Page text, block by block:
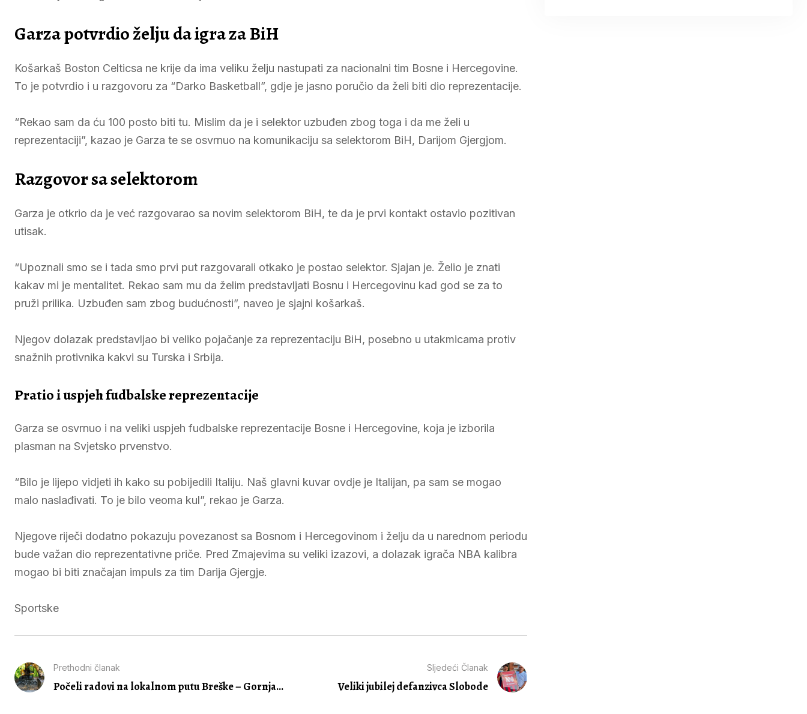
Garza potvrdio želju da igra za BiH
Košarkaš Boston Celticsa ne krije da ima veliku želju nastupati za nacionalni tim Bosne i Hercegovine.
To je potvrdio i u razgovoru za “Darko Basketball”, gdje je jasno poručio da želi biti dio reprezentacije.
“Rekao sam da ću 100 posto biti tu. Mislim da je i selektor uzbuđen zbog toga i da me želi u
reprezentaciji”, kazao je Garza te se osvrnuo na komunikaciju sa selektorom BiH, Darijom Gjergjom.
Razgovor sa selektorom
Garza je otkrio da je već razgovarao sa novim selektorom BiH, te da je prvi kontakt ostavio pozitivan
utisak.
“Upoznali smo se i tada smo prvi put razgovarali otkako je postao selektor. Sjajan je. Želio je znati
kakav mi je mentalitet. Rekao sam mu da želim predstavljati Bosnu i Hercegovinu kad god se za to
pruži prilika. Uzbuđen sam zbog budućnosti”, naveo je sjajni košarkaš.
Njegov dolazak predstavljao bi veliko pojačanje za reprezentaciju BiH, posebno u utakmicama protiv
snažnih protivnika kakvi su Turska i Srbija.
Pratio i uspjeh fudbalske reprezentacije
Garza se osvrnuo i na veliki uspjeh fudbalske reprezentacije Bosne i Hercegovine, koja je izborila
plasman na Svjetsko prvenstvo.
“Bilo je lijepo vidjeti ih kako su pobijedili Italiju. Naš glavni kuvar ovdje je Italijan, pa sam se mogao
malo naslađivati. To je bilo veoma kul”, rekao je Garza.
Njegove riječi dodatno pokazuju povezanost sa Bosnom i Hercegovinom i želju da u narednom periodu
bude važan dio reprezentativne priče. Pred Zmajevima su veliki izazovi, a dolazak igrača NBA kalibra
mogao bi biti značajan impuls za tim Darija Gjergje.
Sportske
Prethodni članak
Počeli radovi na lokalnom putu Breške – Gornja...
Sljedeći Članak
Veliki jubilej defanzivca Slobode